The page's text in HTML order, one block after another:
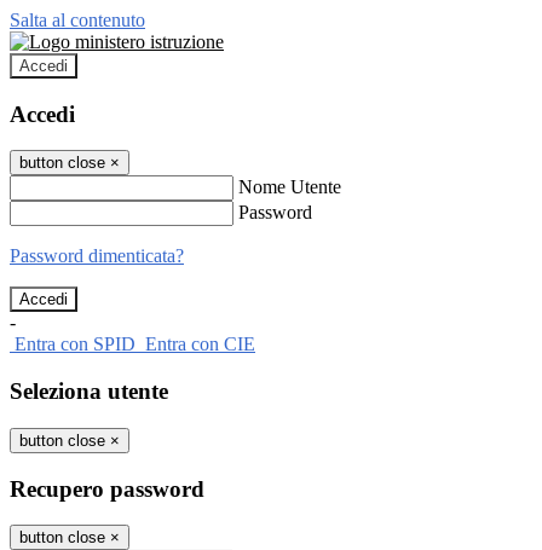
Salta al contenuto
Accedi
Accedi
button close ×
Nome Utente
Password
Password dimenticata?
-
Entra con SPID Entra con CIE
Seleziona utente
button close ×
Recupero password
button close ×